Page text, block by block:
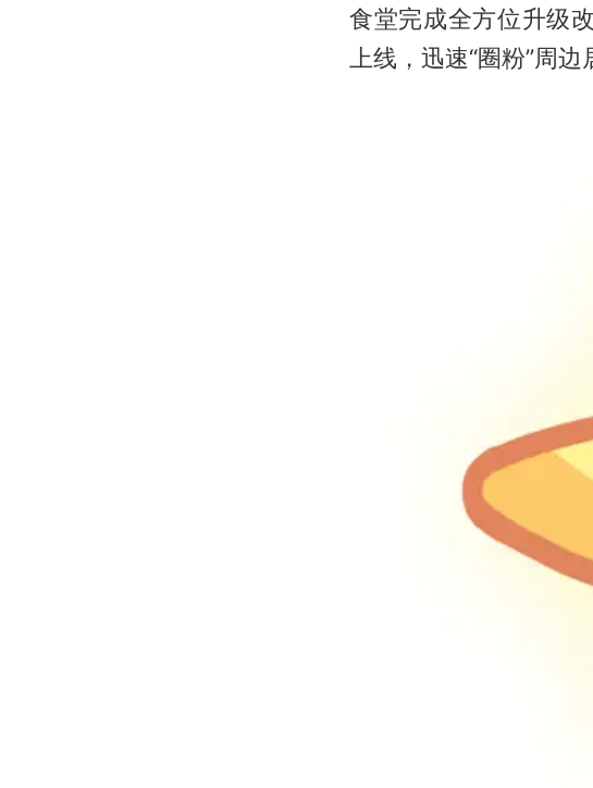
食堂完成全方位升级
上线，迅速“圈粉”周边